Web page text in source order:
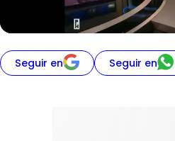
Seguir en Seguir en